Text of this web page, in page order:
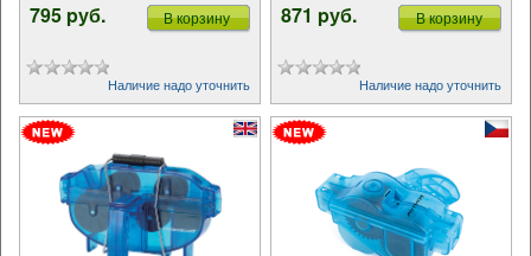
795 pуб. В корзину
Наличие надо уточнить
871 pуб. В корзину
Наличие надо уточнить